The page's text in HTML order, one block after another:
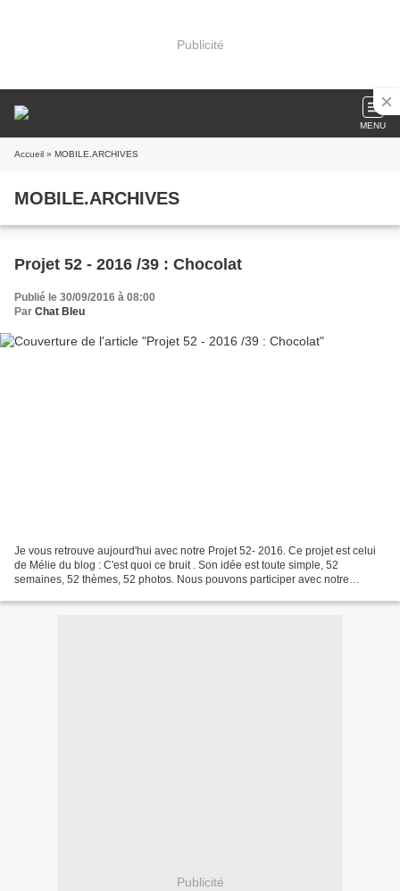
Publicité
MENU
Accueil » MOBILE.ARCHIVES
MOBILE.ARCHIVES
Projet 52 - 2016 /39 : Chocolat
Publié le 30/09/2016 à 08:00
Par Chat Bleu
Je vous retrouve aujourd'hui avec notre Projet 52- 2016. Ce projet est celui
de Mélie du blog : C'est quoi ce bruit . Son idée est toute simple, 52
semaines, 52 thèmes, 52 photos. Nous pouvons participer avec notre
Publicité